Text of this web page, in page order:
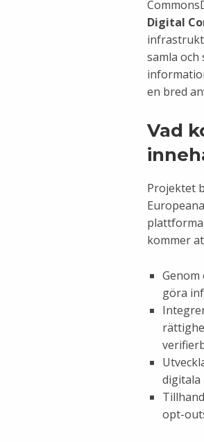
Digital
samla
en bred
Vad
Projektet
kommer
göra
digitala
opt-